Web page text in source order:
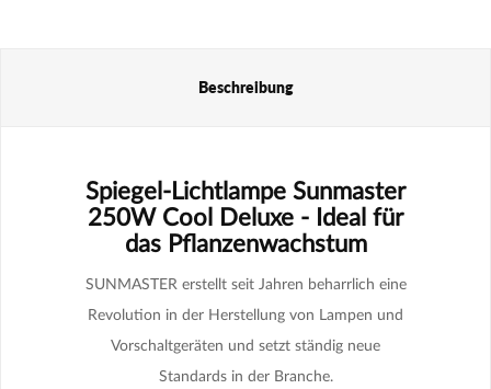
Sunmaster Metal HalideundSunmaster Cool Deluxe
Beschreibung
Spiegel-Lichtlampe Sunmaster
250W Cool Deluxe - Ideal für
das Pflanzenwachstum
SUNMASTER erstellt seit Jahren beharrlich eine
Revolution in der Herstellung von Lampen und
Vorschaltgeräten und setzt ständig neue
Standards in der Branche.